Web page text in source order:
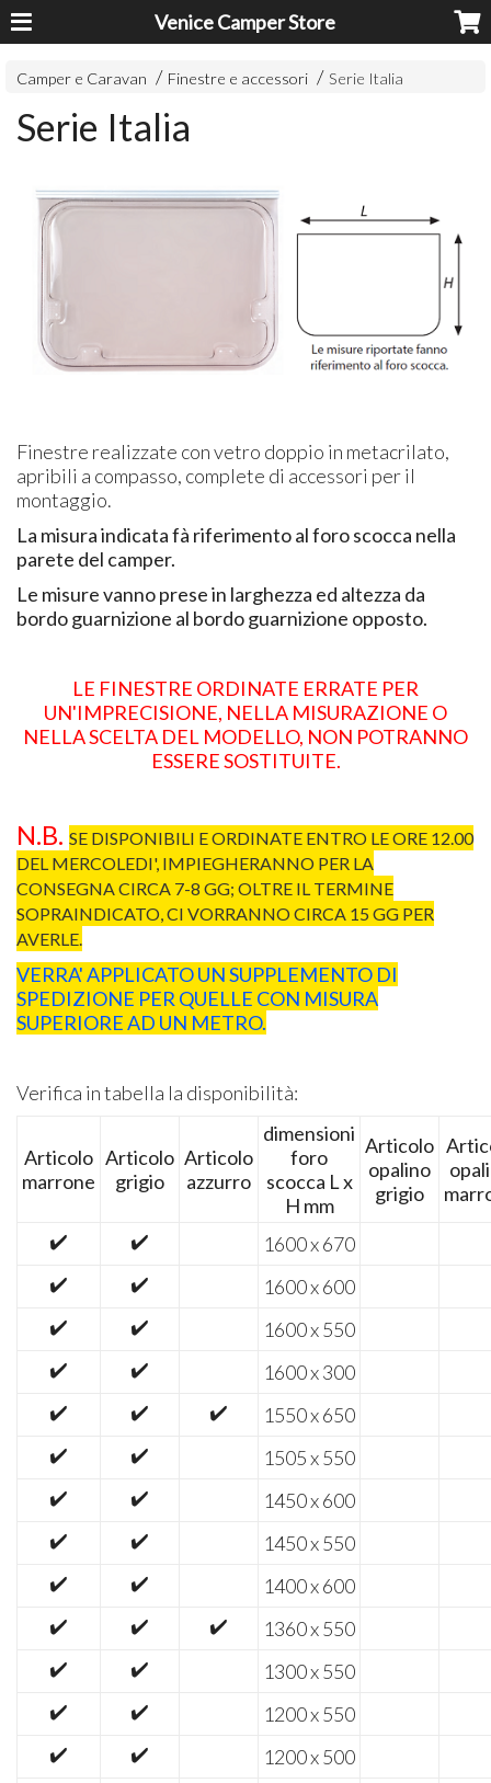
Venice Camper Store
Camper e Caravan Finestre e accessori Serie Italia
Serie Italia
Finestre realizzate con vetro doppio in metacrilato,
apribili a compasso, complete di accessori per il
montaggio.
La misura indicata fà riferimento al foro scocca nella
parete del camper.
Le misure vanno prese in larghezza ed altezza da
bordo guarnizione al bordo guarnizione opposto.
LE FINESTRE ORDINATE ERRATE PER
UN'IMPRECISIONE, NELLA MISURAZIONE O
NELLA SCELTA DEL MODELLO, NON POTRANNO
ESSERE SOSTITUITE.
N.B.SE DISPONIBILI E ORDINATE ENTRO LE ORE 12.00
DEL MERCOLEDI', IMPIEGHERANNO PER LA
CONSEGNA CIRCA 7-8 GG; OLTRE IL TERMINE
SOPRAINDICATO, CI VORRANNO CIRCA 15 GG PER
AVERLE.
VERRA' APPLICATO UN SUPPLEMENTO DI
SPEDIZIONE PER QUELLE CON MISURA
SUPERIORE AD UN METRO.
Verifica in tabella la disponibilità:
Articolo
marrone
Articolo
grigio
Articolo
azzurro
dimensioni
foro
scocca L x
H mm
Articolo
opalino
grigio
✔️
✔️
1600 x 670
✔️
✔️
1600 x 600
✔️
✔️
1600 x 550
✔️
✔️
1600 x 300
✔️
✔️ ✔️
1550 x 650
✔️
✔️
1505 x 550
✔️
✔️
1450 x 600
✔️
✔️
1450 x 550
✔️
✔️
1400 x 600
✔️
✔️ ✔️
1360 x 550
✔️
✔️
1300 x 550
✔️
✔️
1200 x 550
✔️
✔️
1200 x 500